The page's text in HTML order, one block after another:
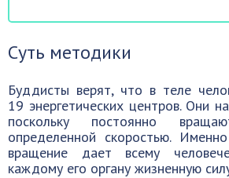
Суть методики
Буддисты верят, что в теле
19 энергетических центров. Они
поскольку постоянно
определенной скоростью.
вращение дает всему
каждому его органу жизненную